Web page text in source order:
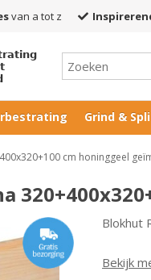
van a tot z
Grind &
cm honinggeel
Blokhut
Bekijk